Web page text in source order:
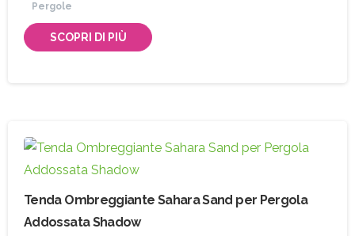
Pergole
SCOPRI DI PIÙ
Tenda Ombreggiante Sahara Sand per Pergola
Addossata Shadow